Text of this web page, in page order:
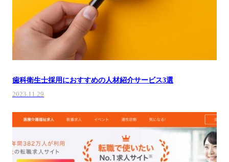
歯科衛生士採用におすすめの人材紹介サービス3選
2023.11.29